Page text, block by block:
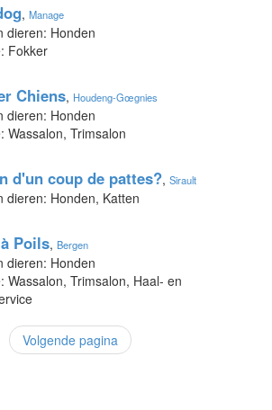
, Manage
dieren: Honden
Fokker
Chiens, Houdeng-Gœgnies
dieren: Honden
Wassalon, Trimsalon
d'un coup de pattes?, Sirault
dieren: Honden, Katten
Poils, Bergen
dieren: Honden
Wassalon, Trimsalon, Haal- en
Volgende pagina